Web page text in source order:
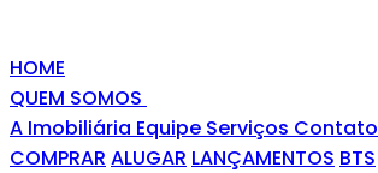
HOME
QUEM SOMOS
A Imobiliária Equipe Serviços Contato
COMPRAR ALUGAR LANÇAMENTOS BTS